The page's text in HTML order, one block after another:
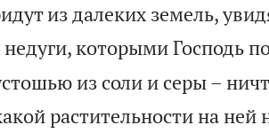
из далеких земель,
которыми Господь
из соли и серы –
растительности на ней